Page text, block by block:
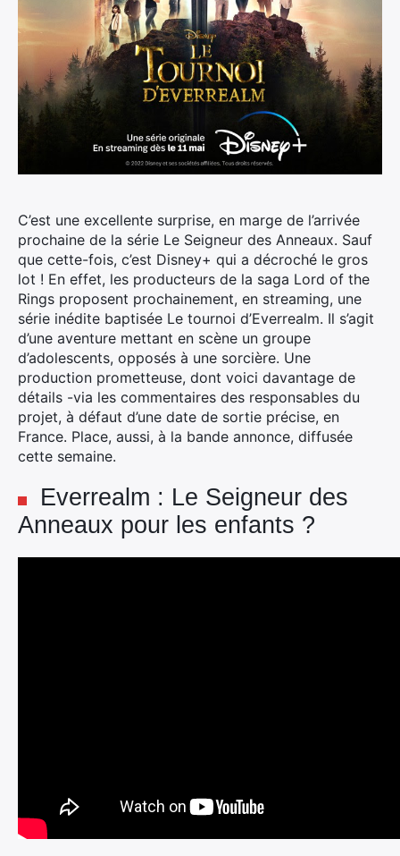
C’est une excellente surprise, en marge de l’arrivée
prochaine de la série Le Seigneur des Anneaux. Sauf
que cette-fois, c’est Disney+ qui a décroché le gros
lot ! En effet, les producteurs de la saga Lord of the
Rings proposent prochainement, en streaming, une
série inédite baptisée Le tournoi d’Everrealm. Il s’agit
d’une aventure mettant en scène un groupe
d’adolescents, opposés à une sorcière. Une
production prometteuse, dont voici davantage de
détails -via les commentaires des responsables du
projet, à défaut d’une date de sortie précise, en
France. Place, aussi, à la bande annonce, diffusée
cette semaine.
Everrealm : Le Seigneur des
Anneaux pour les enfants ?